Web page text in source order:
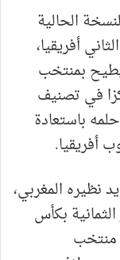
الحالية
الـ22 عالميا والثاني أفريقيا،
بالبطولة، ليطيح بمنتخب
يتفوق عليه بفارق 15 مركزا في تصنيف
حلمه باستعادة
نظيره المغربي،
بكأس
منتخب